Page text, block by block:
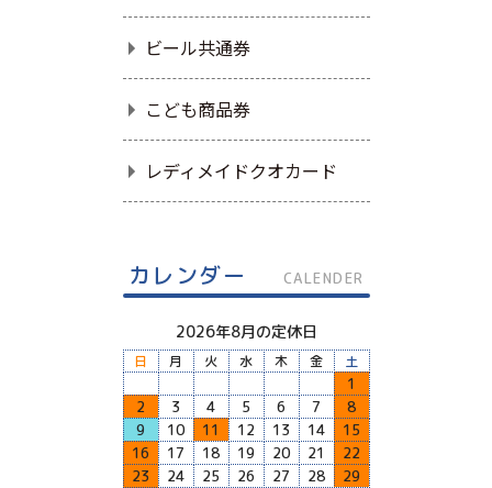
ビール共通券
こども商品券
レディメイドクオカード
CALENDER
カレンダー
2026年8月の定休日
日 月 火 水 木 金 土
1
2
3 4 5 6 7
8
9
10 11 12 13 14
15
16
17 18 19 20 21
22
23
24 25 26 27 28
29